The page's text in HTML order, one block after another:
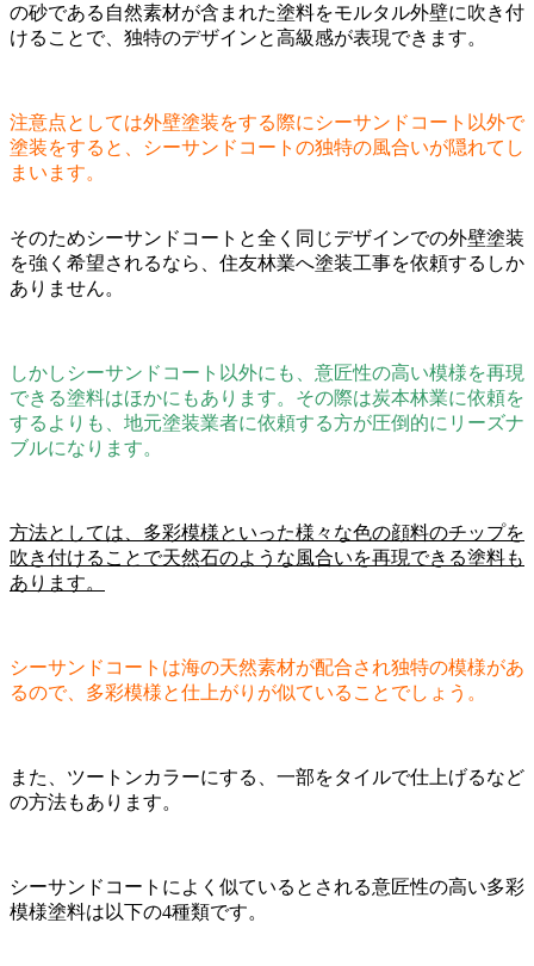
の砂である自然素材が含まれた塗料をモルタル外壁に吹き付
けることで、独特のデザインと高級感が表現できます。
注意点としては外壁塗装をする際にシーサンドコート以外で
塗装をすると、シーサンドコートの独特の風合いが隠れてし
まいます。
そのためシーサンドコートと全く同じデザインでの外壁塗装
を強く希望されるなら、住友林業へ塗装工事を依頼するしか
ありません。
しかしシーサンドコート以外にも、意匠性の高い模様を再現
できる塗料はほかにもあります。その際は炭本林業に依頼を
するよりも、地元塗装業者に依頼する方が圧倒的にリーズナ
ブルになります。
方法としては、多彩模様といった様々な色の顔料のチップを
吹き付けることで天然石のような風合いを再現できる塗料も
あります。
シーサンドコートは海の天然素材が配合され独特の模様があ
るので、多彩模様と仕上がりが似ていることでしょう。
また、ツートンカラーにする、一部をタイルで仕上げるなど
の方法もあります。
シーサンドコートによく似ているとされる意匠性の高い多彩
模様塗料は以下の4種類です。